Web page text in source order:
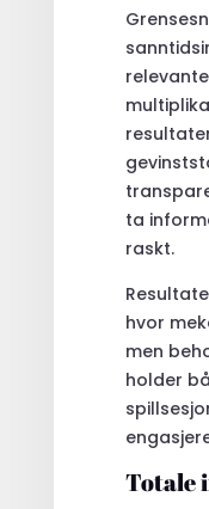
ta
raskt.
hvor
men
holder
Totale